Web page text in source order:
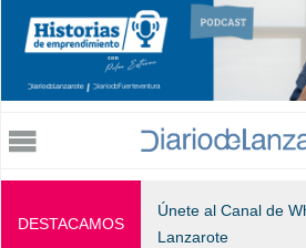
Jump to navigation
DESTACAMOS
Únete al Canal de
Lanzarote